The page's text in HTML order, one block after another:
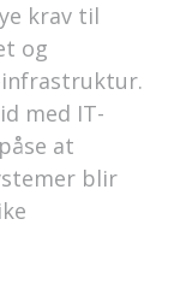
krav til
og
infrastruktur.
med IT-
at
blir